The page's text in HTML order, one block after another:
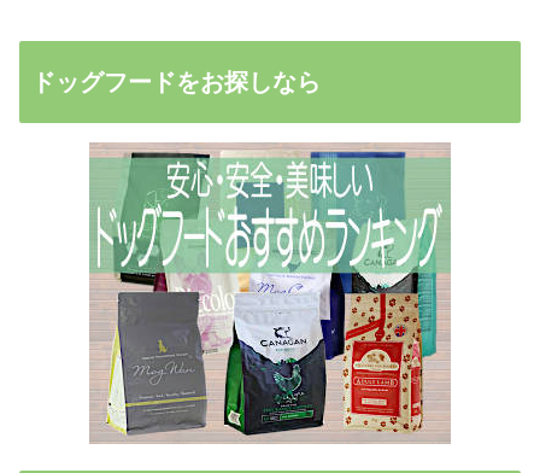
ドッグフードをお探しなら